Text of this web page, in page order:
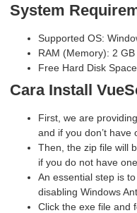
System
Supported OS:
RAM (Memory): 2
Free Hard Disk
Cara Install
First, we are
and if you don’t have
Then, the zip file will
if you do not have one.
An essential step is
disabling Windows
Click the exe file and